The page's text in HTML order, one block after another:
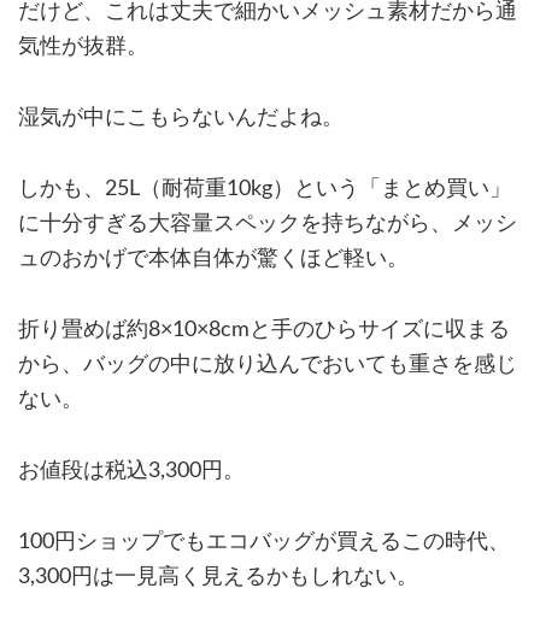
だけど、これは丈夫で細かいメッシュ素材だから通
気性が抜群。
湿気が中にこもらないんだよね。
しかも、25L（耐荷重10kg）という「まとめ買い」
に十分すぎる大容量スペックを持ちながら、メッシ
ュのおかげで本体自体が驚くほど軽い。
折り畳めば約8×10×8cmと手のひらサイズに収まる
から、バッグの中に放り込んでおいても重さを感じ
ない。
お値段は税込3,300円。
100円ショップでもエコバッグが買えるこの時代、
3,300円は一見高く見えるかもしれない。